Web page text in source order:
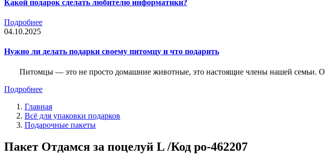
Какой подарок сделать любителю информатики?
Подробнее
04.10.2025
Нужно ли делать подарки своему питомцу и что подарить
Питомцы — это не просто домашние животные, это настоящие члены нашей семьи.
Подробнее
Главная
Всё для упаковки подарков
Подарочные пакеты
Пакет Отдамся за поцелуй L /Код po-462207